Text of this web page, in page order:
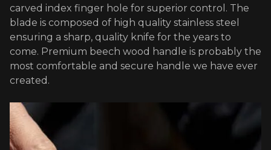
carved index finger hole for superior control. The
blade is composed of high quality stainless steel
ensuring a sharp, quality knife for the years to
come. Premium beech wood handle is probably the
most comfortable and secure handle we have ever
created.